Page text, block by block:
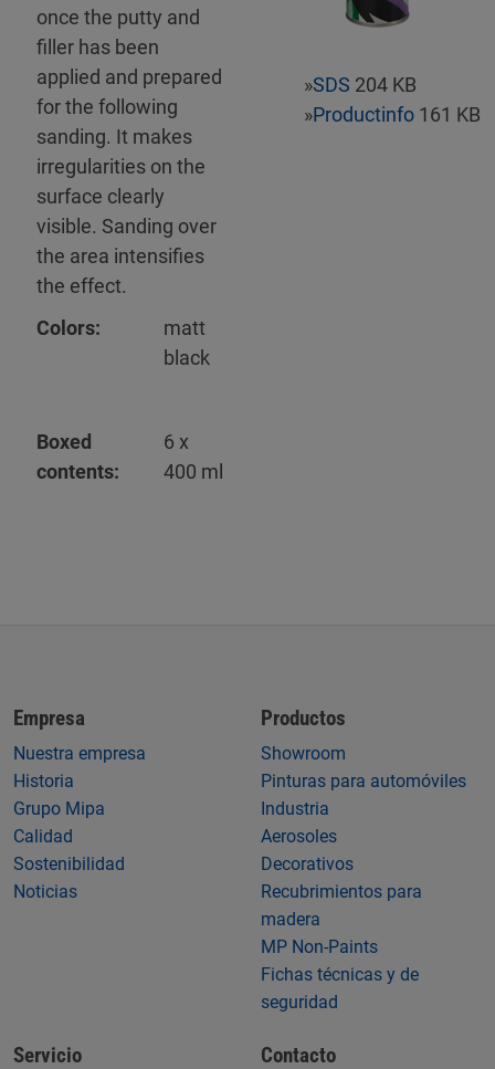
once the putty and
filler has been
applied and prepared
for the following
sanding. It makes
irregularities on the
surface clearly
visible. Sanding over
the area intensifies
the effect.
Colors:
matt
black
Boxed
contents:
6 x
400 ml
»SDS 204 KB
»Productinfo 161 KB
Empresa
Nuestra empresa
Historia
Grupo Mipa
Calidad
Sostenibilidad
Noticias
Productos
Showroom
Pinturas para automóviles
Industria
Aerosoles
Decorativos
Recubrimientos para
madera
MP Non-Paints
Fichas técnicas y de
seguridad
Servicio Contacto